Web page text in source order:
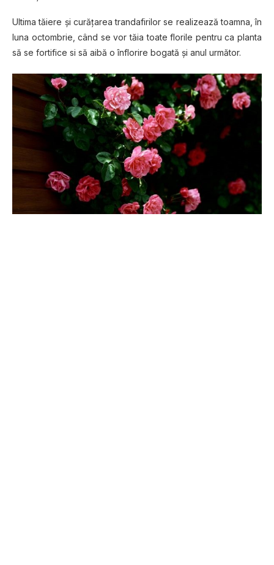
Ultima tăiere şi curăţarea trandafirilor se realizează toamna, în
luna octombrie, când se vor tăia toate florile pentru ca planta
să se fortifice si să aibă o înflorire bogată şi anul următor.